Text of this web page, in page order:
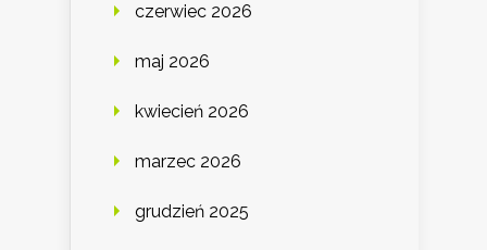
czerwiec 2026
maj 2026
kwiecień 2026
marzec 2026
grudzień 2025